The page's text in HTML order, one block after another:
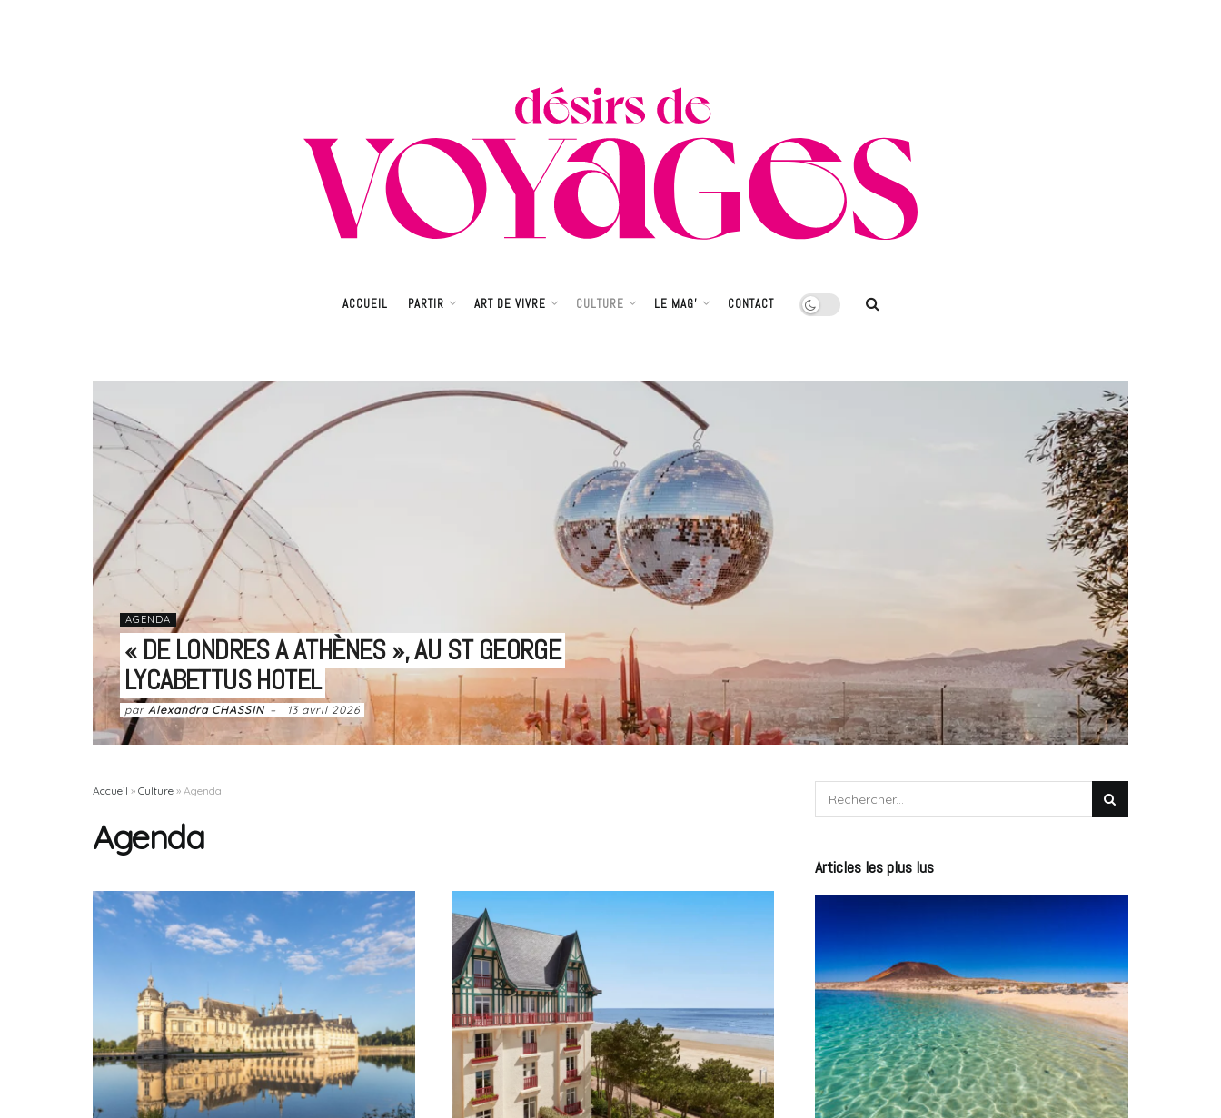
ACCUEIL PARTIR ART DE VIVRE CULTURE LE MAG’ CONTACT
AGENDA
« DE LONDRES A ATHÈNES », AU ST GEORGE
LYCABETTUS HOTEL
par Alexandra CHASSIN 13 avril 2026
Accueil » Culture » Agenda
Agenda
Articles les plus lus